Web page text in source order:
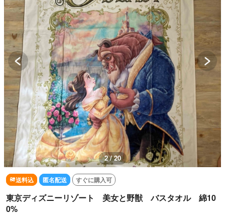
2 / 20
送料込 匿名配送 すぐに購入可
東京ディズニーリゾート 美女と野獣 バスタオル 綿10
0%